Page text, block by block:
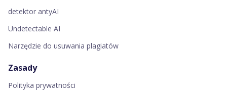
detektor antyAI
Undetectable AI
Narzędzie do usuwania plagiatów
Zasady
Polityka prywatności